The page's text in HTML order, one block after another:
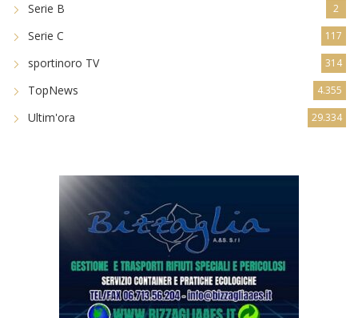
Serie B 2
Serie C 117
sportinoro TV 314
TopNews 4.355
Ultim'ora 29.334